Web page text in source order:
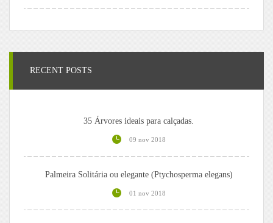
RECENT POSTS
35 Árvores ideais para calçadas.
09 nov 2018
Palmeira Solitária ou elegante (Ptychosperma elegans)
01 nov 2018